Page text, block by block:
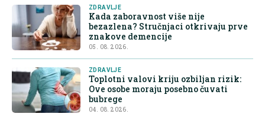
ZDRAVLJE
Kada zaboravnost više nije
bezazlena? Stručnjaci otkrivaju prve
znakove demencije
05. 08. 2026.
ZDRAVLJE
Toplotni valovi kriju ozbiljan rizik:
Ove osobe moraju posebno čuvati
bubrege
04. 08. 2026.